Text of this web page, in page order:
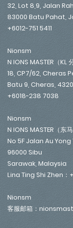
32, Lot 8,9, Jalan
83000 Batu Pahat,
+6012-751 5411
Nionsm
N IONS MASTER（KL
18, CP7/62, Cheras
Batu 9, Cheras,
+6018-238 7038
Nionsm
N IONS MASTER（东马
No 5F Jalan Au Yong
96000 Sibu
Sarawak, Malaysia
Lina Ting Shi Zhen：
Nionsm
客服邮箱：